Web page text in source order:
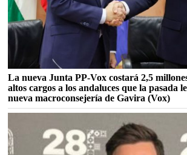
La nueva Junta PP-Vox costará 2,5
altos cargos a los andaluces que la pasada
nueva macroconsejería de Gavira (Vox)